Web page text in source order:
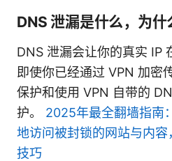
DNS 泄漏是什么，为什
DNS 泄漏会让你的真实 IP
即使你已经通过 VPN 加密
保护和使用 VPN 自带的
护。 2025年最全翻墙指南
地访问被封锁的网站与内
技巧